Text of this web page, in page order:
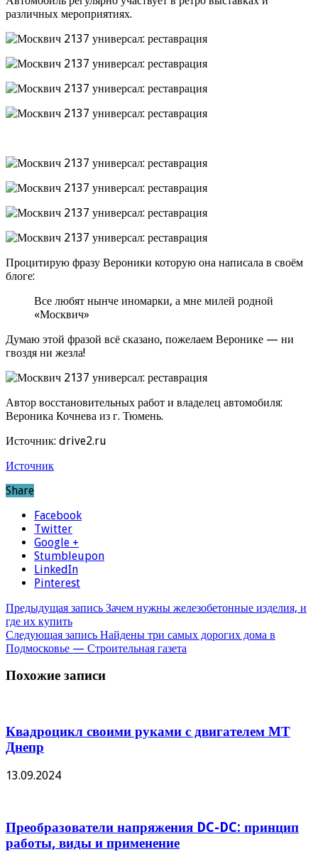
различных мероприятиях.
Процитирую фразу Вероники которую она написала в своём
блоге:
Все любят нынче иномарки, а мне милей родной
«Москвич»
Думаю этой фразой всё сказано, пожелаем Веронике — ни
гвоздя ни жезла!
Автор восстановительных работ и владелец автомобиля:
Вероника Кочнева из г. Тюмень.
Источник: drive2.ru
Источник
Share
Facebook
Twitter
Google +
Stumbleupon
LinkedIn
Pinterest
Предыдущая запись Зачем нужны железобетонные изделия, и
где их купить
Следующая запись Найдены три самых дорогих дома в
Подмосковье — Строительная газета
Похожие записи
Квадроцикл своими руками с двигателем МТ
Днепр
13.09.2024
Преобразователи напряжения DC-DC: принцип
работы, виды и применение